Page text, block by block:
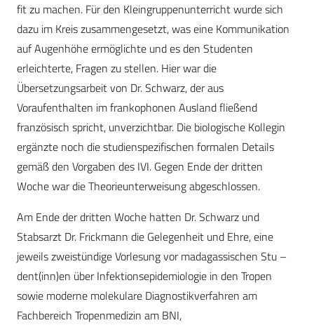
fit zu machen. Für den Kleingruppenunterricht wurde sich
dazu im Kreis zusammengesetzt, was eine Kommunikation
auf Augenhöhe ermöglichte und es den Studenten
erleichterte, Fragen zu stellen. Hier war die
Übersetzungsarbeit von Dr. Schwarz, der aus
Voraufenthalten im frankophonen Ausland fließend
französisch spricht, unverzichtbar. Die biologische Kollegin
ergänzte noch die studienspezifischen formalen Details
gemäß den Vorgaben des IVI. Gegen Ende der dritten
Woche war die Theorieunterweisung abgeschlossen.
Am Ende der dritten Woche hatten Dr. Schwarz und
Stabsarzt Dr. Frickmann die Gelegenheit und Ehre, eine
jeweils zweistündige Vorlesung vor madagassischen Stu –
dent(inn)en über Infektionsepidemiologie in den Tropen
sowie moderne molekulare Diagnostikverfahren am
Fachbereich Tropenmedizin am BNI,